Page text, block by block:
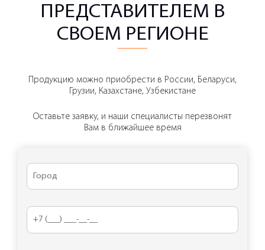
ПРЕДСТАВИТЕЛЕМ В
СВОЕМ РЕГИОНЕ
Продукцию можно приобрести в России, Беларуси,
Грузии, Казахстане, Узбекистане
Оставьте заявку, и наши специалисты перезвонят
Вам в ближайшее время